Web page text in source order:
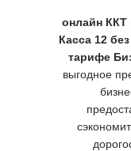
онлайн ККТ
Касса 12
тарифе
выгодное